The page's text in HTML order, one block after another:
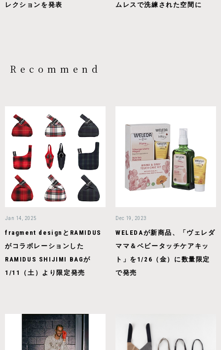
レクションを発表
ムレスで洗練された空間に
Recommend
Jan 14, 2025
fragment designとRAMIDUS
がコラボレーションした
RAMIDUS SHIJIMI BAGが
1/11（土）より限定発売
Dec 19, 2023
WELEDAが新商品、「ヴェレダ
ママ＆ベビータッチケアキッ
ト」を1/26（金）に数量限定
で発売